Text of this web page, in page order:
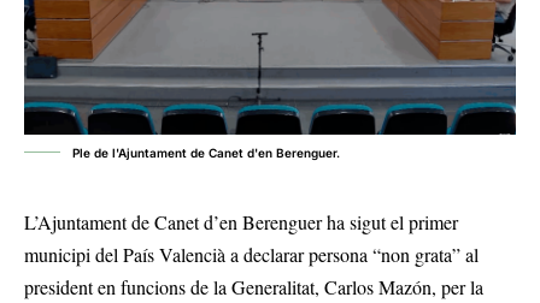
Ple de l'Ajuntament de Canet d'en Berenguer.
L’Ajuntament de Canet d’en Berenguer ha sigut el primer
municipi del País Valencià a declarar persona “non grata” al
president en funcions de la Generalitat, Carlos Mazón, per la